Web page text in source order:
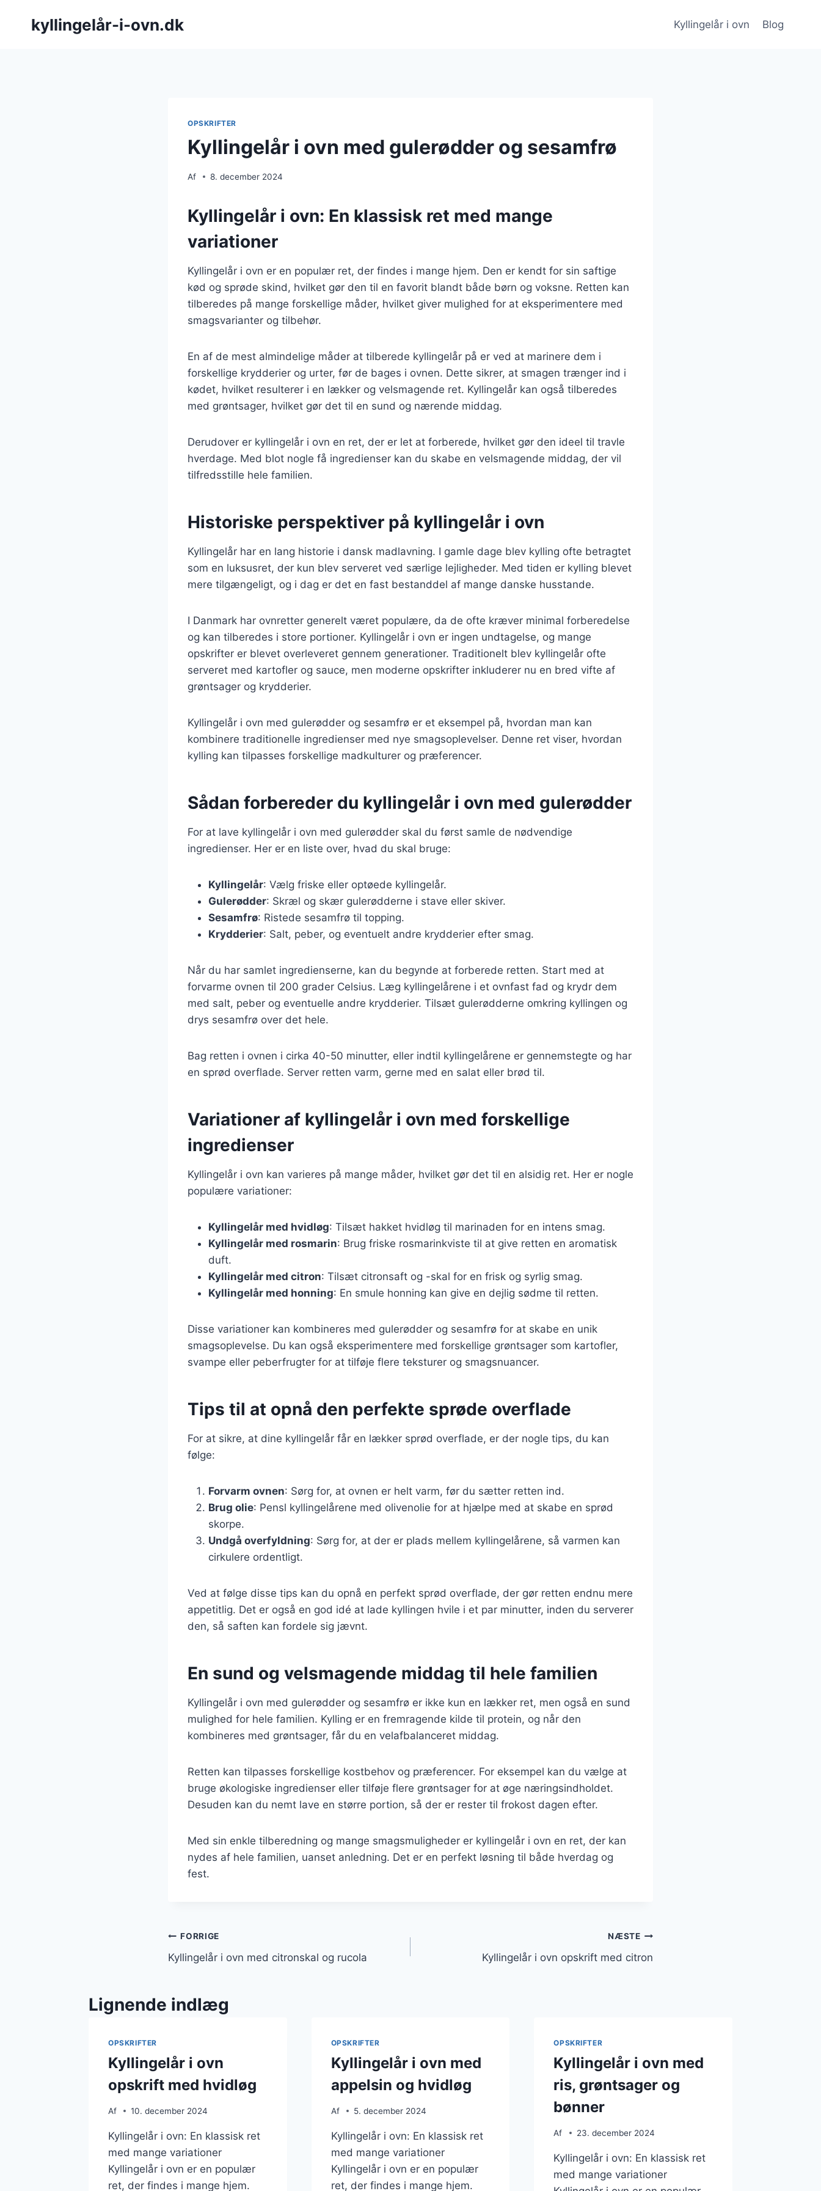
kyllingelår-i-ovn.dk Kyllingelår i ovn Blog
OPSKRIFTER
Kyllingelår i ovn med gulerødder og sesamfrø
Af 8. december 2024
Kyllingelår i ovn: En klassisk ret med mange
variationer
Kyllingelår i ovn er en populær ret, der findes i mange hjem. Den er kendt for sin saftige
kød og sprøde skind, hvilket gør den til en favorit blandt både børn og voksne. Retten kan
tilberedes på mange forskellige måder, hvilket giver mulighed for at eksperimentere med
smagsvarianter og tilbehør.
En af de mest almindelige måder at tilberede kyllingelår på er ved at marinere dem i
forskellige krydderier og urter, før de bages i ovnen. Dette sikrer, at smagen trænger ind i
kødet, hvilket resulterer i en lækker og velsmagende ret. Kyllingelår kan også tilberedes
med grøntsager, hvilket gør det til en sund og nærende middag.
Derudover er kyllingelår i ovn en ret, der er let at forberede, hvilket gør den ideel til travle
hverdage. Med blot nogle få ingredienser kan du skabe en velsmagende middag, der vil
tilfredsstille hele familien.
Historiske perspektiver på kyllingelår i ovn
Kyllingelår har en lang historie i dansk madlavning. I gamle dage blev kylling ofte betragtet
som en luksusret, der kun blev serveret ved særlige lejligheder. Med tiden er kylling blevet
mere tilgængeligt, og i dag er det en fast bestanddel af mange danske husstande.
I Danmark har ovnretter generelt været populære, da de ofte kræver minimal forberedelse
og kan tilberedes i store portioner. Kyllingelår i ovn er ingen undtagelse, og mange
opskrifter er blevet overleveret gennem generationer. Traditionelt blev kyllingelår ofte
serveret med kartofler og sauce, men moderne opskrifter inkluderer nu en bred vifte af
grøntsager og krydderier.
Kyllingelår i ovn med gulerødder og sesamfrø er et eksempel på, hvordan man kan
kombinere traditionelle ingredienser med nye smagsoplevelser. Denne ret viser, hvordan
kylling kan tilpasses forskellige madkulturer og præferencer.
Sådan forbereder du kyllingelår i ovn med gulerødder
For at lave kyllingelår i ovn med gulerødder skal du først samle de nødvendige
ingredienser. Her er en liste over, hvad du skal bruge:
Kyllingelår: Vælg friske eller optøede kyllingelår.
Gulerødder: Skræl og skær gulerødderne i stave eller skiver.
Sesamfrø: Ristede sesamfrø til topping.
Krydderier: Salt, peber, og eventuelt andre krydderier efter smag.
Når du har samlet ingredienserne, kan du begynde at forberede retten. Start med at
forvarme ovnen til 200 grader Celsius. Læg kyllingelårene i et ovnfast fad og krydr dem
med salt, peber og eventuelle andre krydderier. Tilsæt gulerødderne omkring kyllingen og
drys sesamfrø over det hele.
Bag retten i ovnen i cirka 40-50 minutter, eller indtil kyllingelårene er gennemstegte og har
en sprød overflade. Server retten varm, gerne med en salat eller brød til.
Variationer af kyllingelår i ovn med forskellige
ingredienser
Kyllingelår i ovn kan varieres på mange måder, hvilket gør det til en alsidig ret. Her er nogle
populære variationer:
Kyllingelår med hvidløg: Tilsæt hakket hvidløg til marinaden for en intens smag.
Kyllingelår med rosmarin: Brug friske rosmarinkviste til at give retten en aromatisk
duft.
Kyllingelår med citron: Tilsæt citronsaft og -skal for en frisk og syrlig smag.
Kyllingelår med honning: En smule honning kan give en dejlig sødme til retten.
Disse variationer kan kombineres med gulerødder og sesamfrø for at skabe en unik
smagsoplevelse. Du kan også eksperimentere med forskellige grøntsager som kartofler,
svampe eller peberfrugter for at tilføje flere teksturer og smagsnuancer.
Tips til at opnå den perfekte sprøde overflade
For at sikre, at dine kyllingelår får en lækker sprød overflade, er der nogle tips, du kan
følge:
Forvarm ovnen: Sørg for, at ovnen er helt varm, før du sætter retten ind.
Brug olie: Pensl kyllingelårene med olivenolie for at hjælpe med at skabe en sprød
skorpe.
Undgå overfyldning: Sørg for, at der er plads mellem kyllingelårene, så varmen kan
cirkulere ordentligt.
Ved at følge disse tips kan du opnå en perfekt sprød overflade, der gør retten endnu mere
appetitlig. Det er også en god idé at lade kyllingen hvile i et par minutter, inden du serverer
den, så saften kan fordele sig jævnt.
En sund og velsmagende middag til hele familien
Kyllingelår i ovn med gulerødder og sesamfrø er ikke kun en lækker ret, men også en sund
mulighed for hele familien. Kylling er en fremragende kilde til protein, og når den
kombineres med grøntsager, får du en velafbalanceret middag.
Retten kan tilpasses forskellige kostbehov og præferencer. For eksempel kan du vælge at
bruge økologiske ingredienser eller tilføje flere grøntsager for at øge næringsindholdet.
Desuden kan du nemt lave en større portion, så der er rester til frokost dagen efter.
Med sin enkle tilberedning og mange smagsmuligheder er kyllingelår i ovn en ret, der kan
nydes af hele familien, uanset anledning. Det er en perfekt løsning til både hverdag og
fest.
Indlægsnavigation
FORRIGE
Kyllingelår i ovn med citronskal og rucola
NÆSTE
Kyllingelår i ovn opskrift med citron
Lignende indlæg
OPSKRIFTER
Kyllingelår i ovn
opskrift med hvidløg
Af 10. december 2024
Kyllingelår i ovn: En klassisk ret
med mange variationer
Kyllingelår i ovn er en populær
ret, der findes i mange hjem.
OPSKRIFTER
Kyllingelår i ovn med
appelsin og hvidløg
Af 5. december 2024
Kyllingelår i ovn: En klassisk ret
med mange variationer
Kyllingelår i ovn er en populær
ret, der findes i mange hjem.
OPSKRIFTER
Kyllingelår i ovn med
ris, grøntsager og
bønner
Af 23. december 2024
Kyllingelår i ovn: En klassisk ret
med mange variationer